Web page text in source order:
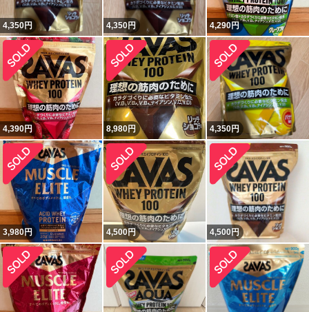
4,350円 4,350円 4,290円
4,390円 8,980円 4,350円
3,980円 4,500円 4,500円